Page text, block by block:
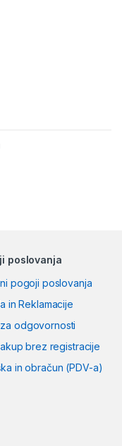
poslovanja
pogoji poslovanja
in Reklamacije
odgovornosti
brez registracije
in obračun (PDV-a)